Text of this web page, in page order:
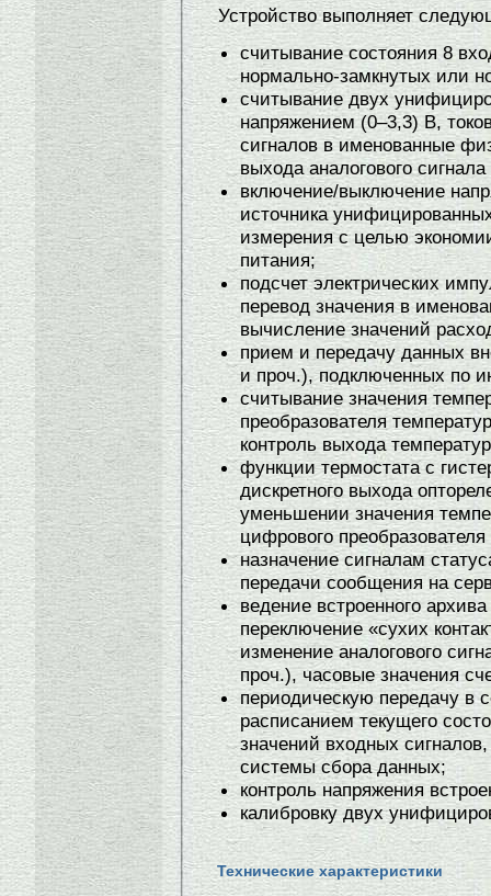
Устройство выполняет
считывание состояния 8
нормально-замкнутых или
считывание двух
напряжением (0–3,3) В,
сигналов в именованные
выхода аналогового
включение/выключение
источника
измерения с целью
питания;
подсчет электрических
перевод значения в
вычисление значений
прием и передачу данных
и проч.), подключенных по
считывание значения
преобразователя
контроль выхода
функции термостата с
дискретного выхода
уменьшении значения
цифрового
назначение сигналам
передачи сообщения на
ведение встроенного
переключение «сухих
изменение аналогового
проч.), часовые значения
периодическую передачу в
расписанием текущего
значений входных
системы сбора данных;
контроль напряжения
калибровку двух
Технические характеристики